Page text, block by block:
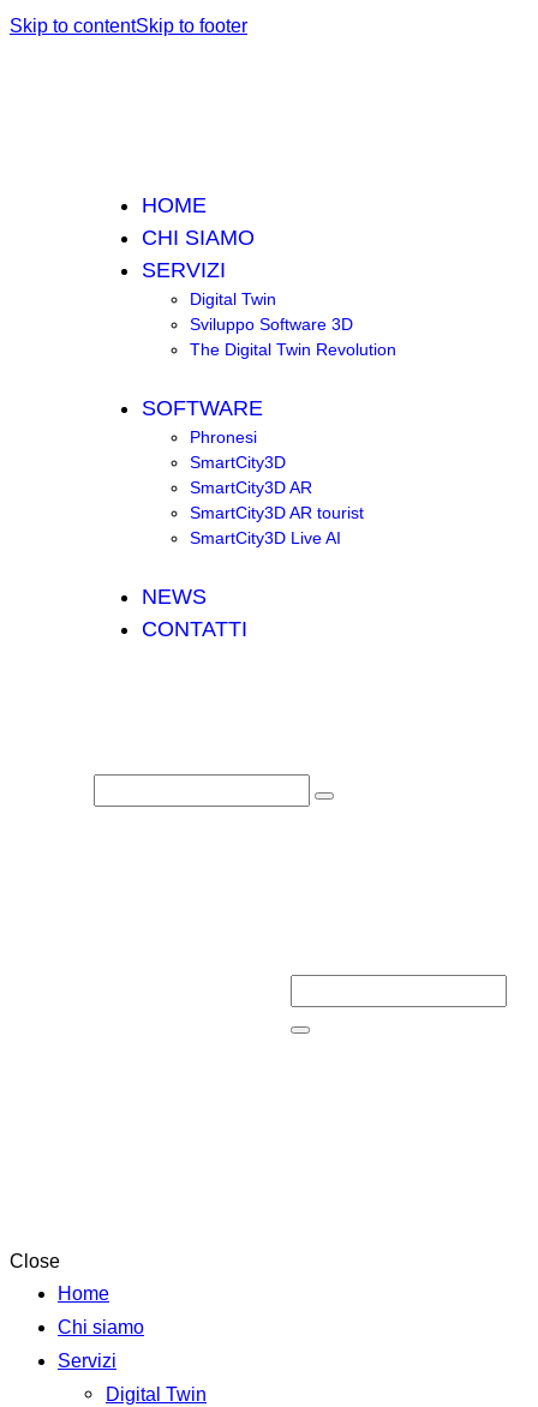
Skip to contentSkip to footer
HOME
CHI SIAMO
SERVIZI
Digital Twin
Sviluppo Software 3D
The Digital Twin Revolution
SOFTWARE
Phronesi
SmartCity3D
SmartCity3D AR
SmartCity3D AR tourist
SmartCity3D Live AI
NEWS
CONTATTI
Close
Home
Chi siamo
Servizi
Digital Twin